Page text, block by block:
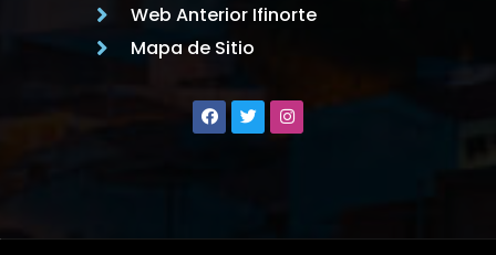
Web Anterior Ifinorte
Mapa de Sitio